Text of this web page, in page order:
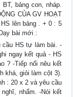
bảng con, nháp.
CỦA GV HOẠT
lên bảng . + 0 : 5
bài mới :
cầu HS tự làm bài. -
ngay kết quả - HS
? -Tiếp nối nêu kết
khá, giỏi làm cột 3).
: 20 x 2 và yêu cầu
nhẩm. -Nói kết